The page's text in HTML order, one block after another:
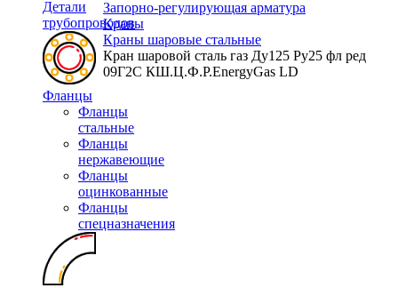
Детали
трубопроводов
Фланцы
Фланцы
стальные
Фланцы
нержавеющие
Фланцы
оцинкованные
Фланцы
спецназначения
Запорно-регулирующая арматура
Краны
Краны шаровые стальные
Кран шаровой сталь газ Ду125 Ру25 фл ред
09Г2С КШ.Ц.Ф.Р.EnergyGas LD